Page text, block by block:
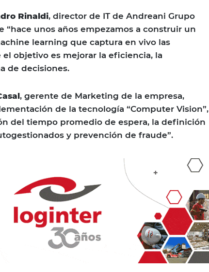
Rinaldi, director de IT de Andreani Grupo
“hace unos años empezamos a construir un
learning que captura en vivo las
el objetivo es mejorar la eficiencia, la
de decisiones.
, gerente de Marketing de la empresa,
de la tecnología “Computer Vision”,
del tiempo promedio de espera, la definición
y prevención de fraude”.